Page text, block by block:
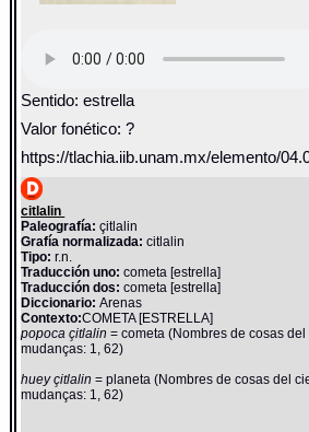
Sentido: estrella
Valor fonético: ?
https://tlachia.iib.unam.mx/elemento/
citlalin
Paleografía: çitlalin
Grafía normalizada: citlalin
Tipo: r.n.
Traducción uno: cometa [estrella]
Traducción dos: cometa [estrella]
Diccionario:Arenas
Contexto:COMETA [ESTRELLA]
popoca çitlalin= cometa (Nombres de cosas
mudanças: 1, 62)
huey çitlalin= planeta (Nombres de cosas del
mudanças: 1, 62)